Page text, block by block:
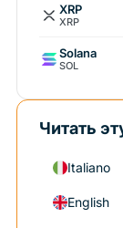
XRP
XRP
Solana
SOL
Читать
Italiano
English